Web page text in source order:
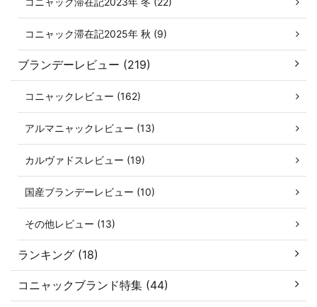
コニャック滞在記2025年 秋 (9)
ブランデーレビュー (219)
コニャックレビュー (162)
アルマニャックレビュー (13)
カルヴァドスレビュー (19)
国産ブランデーレビュー (10)
その他レビュー (13)
ランキング (18)
コニャックブランド特集 (44)